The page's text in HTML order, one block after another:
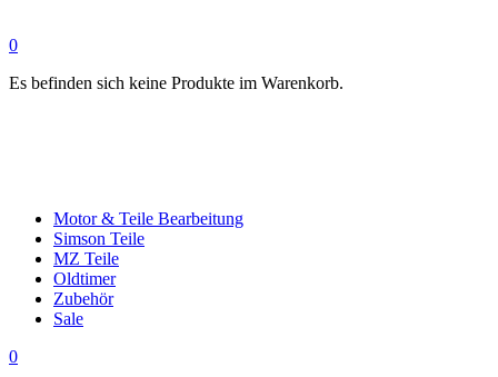
0
Es befinden sich keine Produkte im Warenkorb.
Motor & Teile Bearbeitung
Simson Teile
MZ Teile
Oldtimer
Zubehör
Sale
0